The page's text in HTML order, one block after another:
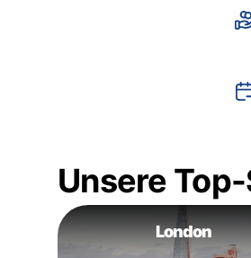
Unsere
London